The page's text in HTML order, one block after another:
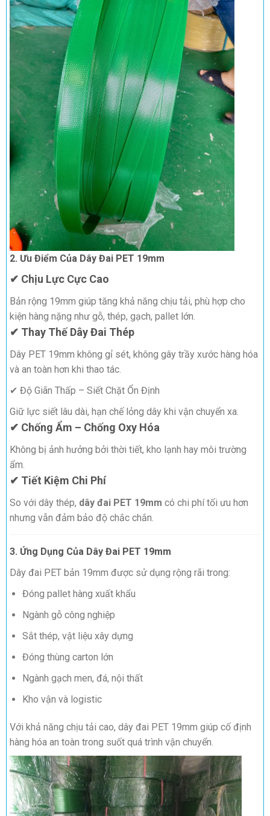
2. Ưu Điểm Của Dây Đai PET 19mm
✔ Chịu Lực Cực Cao
Bản rộng 19mm giúp tăng khả năng chịu tải, phù hợp cho
kiện hàng nặng như gỗ, thép, gạch, pallet lớn.
✔ Thay Thế Dây Đai Thép
Dây PET 19mm không gỉ sét, không gây trầy xước hàng hóa
và an toàn hơn khi thao tác.
✔ Độ Giãn Thấp – Siết Chặt Ổn Định
Giữ lực siết lâu dài, hạn chế lỏng dây khi vận chuyển xa.
✔ Chống Ẩm – Chống Oxy Hóa
Không bị ảnh hưởng bởi thời tiết, kho lạnh hay môi trường
ẩm.
✔ Tiết Kiệm Chi Phí
So với dây thép, dây đai PET 19mm có chi phí tối ưu hơn
nhưng vẫn đảm bảo độ chắc chắn.
3. Ứng Dụng Của Dây Đai PET 19mm
Dây đai PET bản 19mm được sử dụng rộng rãi trong:
Đóng pallet hàng xuất khẩu
Ngành gỗ công nghiệp
Sắt thép, vật liệu xây dựng
Đóng thùng carton lớn
Ngành gạch men, đá, nội thất
Kho vận và logistic
Với khả năng chịu tải cao, dây đai PET 19mm giúp cố định
hàng hóa an toàn trong suốt quá trình vận chuyển.